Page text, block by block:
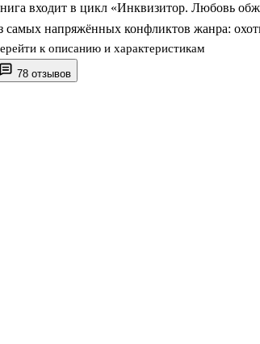
78 отзывов
входит в цикл «Инквизитор. Любовь
самых напряжённых конфликтов жанра:
с той, кого должен уничтожить. Здесь нет
героями. Есть королевский двор,
к описанию и характеристикам